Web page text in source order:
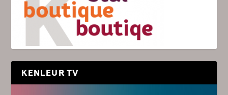
KENLEUR TV